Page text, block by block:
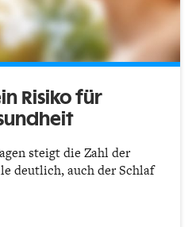
Risiko für
steigt die Zahl der
deutlich, auch der Schlaf